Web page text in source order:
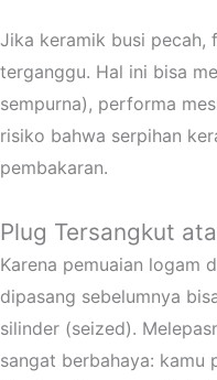
Jika keramik busi pecah,
terganggu. Hal ini bisa
sempurna), performa
risiko bahwa serpihan
pembakaran.
Plug Tersangkut
Karena pemuaian logam
dipasang sebelumnya
silinder (seized).
sangat berbahaya: kamu